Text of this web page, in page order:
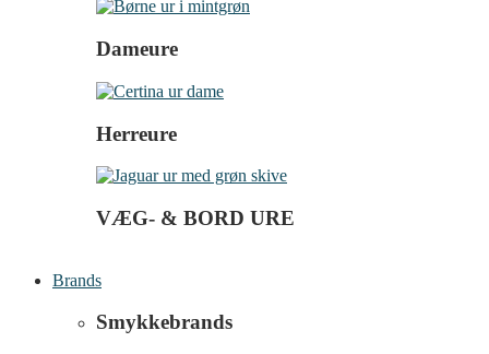
Dameure
Herreure
VÆG- & BORD URE
Brands
Smykkebrands